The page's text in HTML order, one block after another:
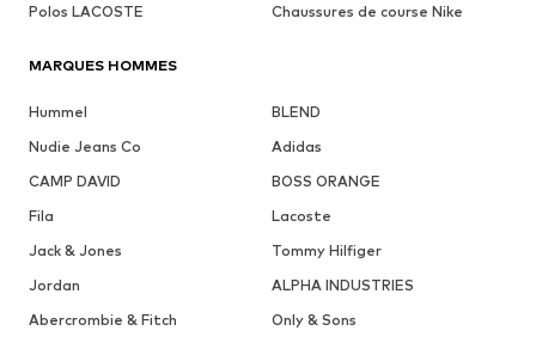
Polos LACOSTE
Chaussures de course Nike
MARQUES HOMMES
Hummel
BLEND
Nudie Jeans Co
Adidas
CAMP DAVID
BOSS ORANGE
Fila
Lacoste
Jack & Jones
Tommy Hilfiger
Jordan
ALPHA INDUSTRIES
Abercrombie & Fitch
Only & Sons